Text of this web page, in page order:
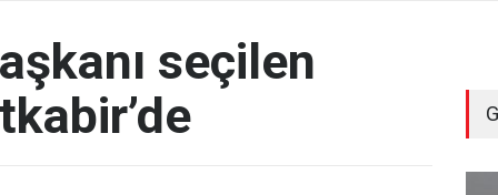
seçilen